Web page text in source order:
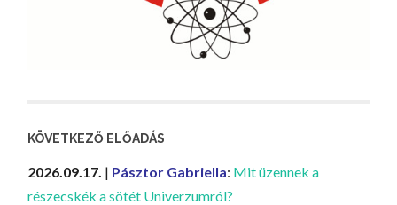
KÖVETKEZŐ ELŐADÁS
2026.09.17. | Pásztor Gabriella: Mit üzennek a
részecskék a sötét Univerzumról?